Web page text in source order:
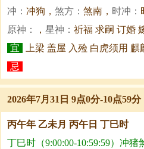
冲： 冲狗， 煞方： 煞南， 时冲：
原神：
， 星神： 祈福 求嗣 订婚
宜
上梁 盖屋 入殓 白虎须用
忌
2026年7月31日 9点0分-10点59
丙午年 乙未月 丙午日 丁巳时
丁巳时（9:00:00-10:59:59）冲猪